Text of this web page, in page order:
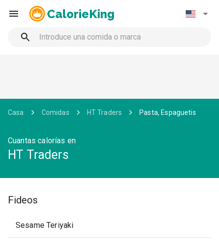
CalorieKing
Casa Comidas HT Traders Pasta, Espaguetis
Cuantas calorías en
HT Traders
Fideos
Sesame Teriyaki